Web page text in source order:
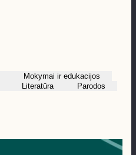
Mokymai ir edukacijos
Literatūra
Parodos